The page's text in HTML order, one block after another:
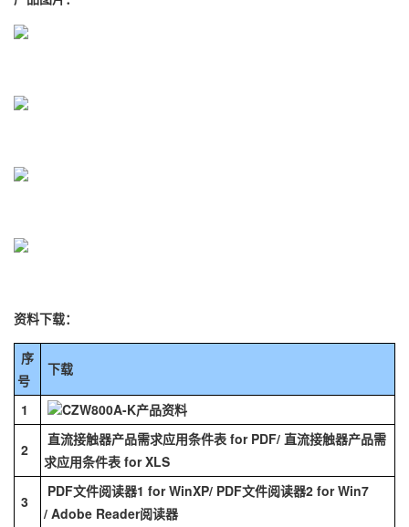
资料下载：
序
号
下载
1 CZW800A-K产品资料
2
直流接触器产品需求应用条件表 for PDF/ 直流接触器产品需
求应用条件表 for XLS
3
PDF文件阅读器1 for WinXP/ PDF文件阅读器2 for Win7
/ Adobe Reader阅读器